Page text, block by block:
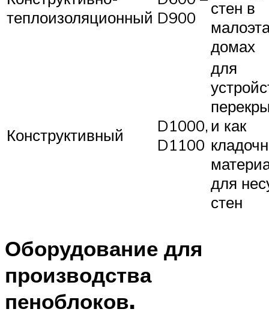
теплоизоляционный D900
стен в
домах
Конструктивный
D1000,
D1100
для
и как
для
стен
Оборудование для
производства
пеноблоков.